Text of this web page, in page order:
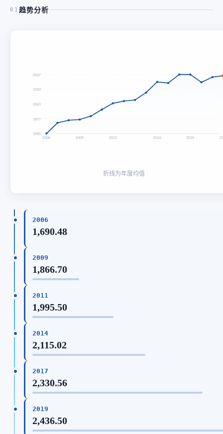
01 趋势分析
2437
2250
2063
1877
1690
2006 2009 2012 2016 2019
折线为年度均值
2006
1,690.48
2009
1,866.70
2011
1,995.50
2014
2,115.02
2017
2,330.56
2019
2,436.50